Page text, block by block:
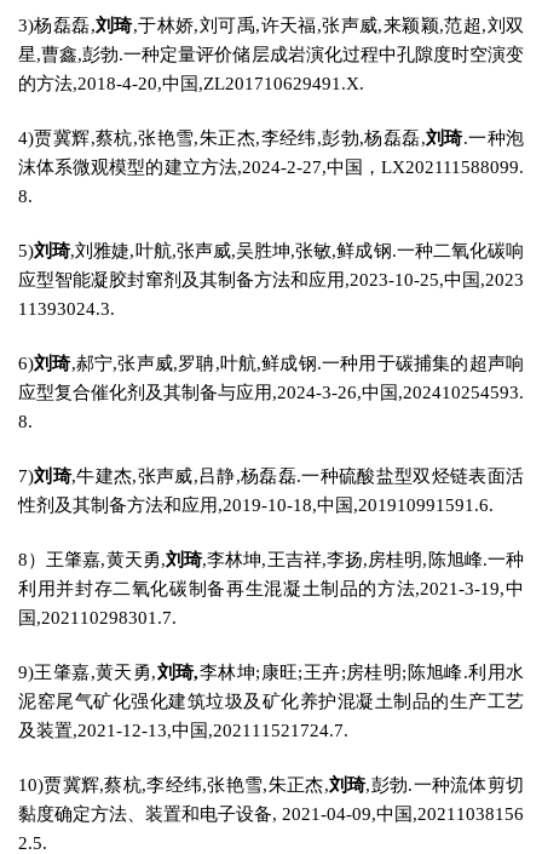
3)杨磊磊,刘琦,于林娇,刘可禹,许天福,张声威,来颖颖,范超,刘双
星,曹鑫,彭勃.一种定量评价储层成岩演化过程中孔隙度时空演变
的方法,2018-4-20,中国,ZL201710629491.X.
4)贾冀辉,蔡杭,张艳雪,朱正杰,李经纬,彭勃,杨磊磊,刘琦.一种泡
沫体系微观模型的建立方法,2024-2-27,中国，LX202111588099.
8.
5)刘琦,刘雅婕,叶航,张声威,吴胜坤,张敏,鲜成钢.一种二氧化碳响
应型智能凝胶封窜剂及其制备方法和应用,2023-10-25,中国,2023
11393024.3.
6)刘琦,郝宁,张声威,罗聃,叶航,鲜成钢.一种用于碳捕集的超声响
应型复合催化剂及其制备与应用,2024-3-26,中国,202410254593.
8.
7)刘琦,牛建杰,张声威,吕静,杨磊磊.一种硫酸盐型双烃链表面活
性剂及其制备方法和应用,2019-10-18,中国,201910991591.6.
8）王肇嘉,黄天勇,刘琦,李林坤,王吉祥,李扬,房桂明,陈旭峰.一种
利用并封存二氧化碳制备再生混凝土制品的方法,2021-3-19,中
国,202110298301.7.
9)王肇嘉,黄天勇,刘琦,李林坤;康旺;王卉;房桂明;陈旭峰.利用水
泥窑尾气矿化强化建筑垃圾及矿化养护混凝土制品的生产工艺
及装置,2021-12-13,中国,202111521724.7.
10)贾冀辉,蔡杭,李经纬,张艳雪,朱正杰,刘琦,彭勃.一种流体剪切
黏度确定方法、装置和电子设备, 2021-04-09,中国,20211038156
2.5.